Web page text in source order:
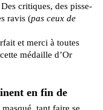
critiques, des pisse-
ravis (pas ceux de
et merci à toutes
médaille d’Or
en fin de